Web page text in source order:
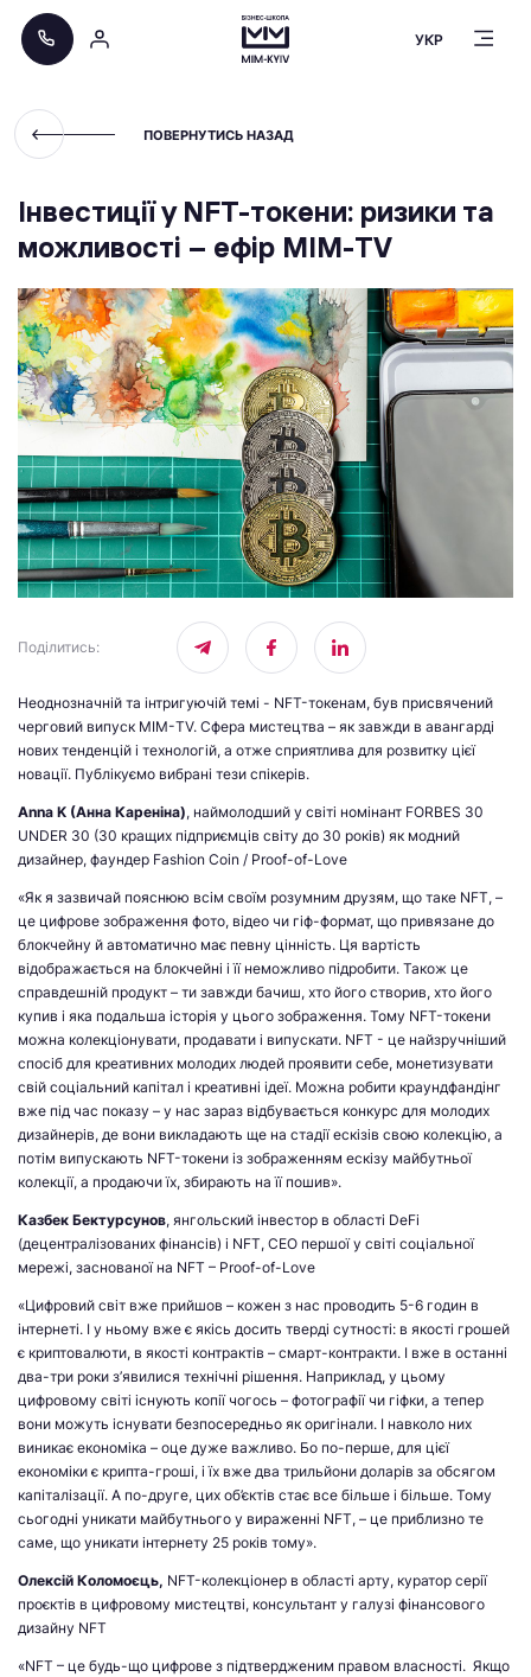
УКР
ПОВЕРНУТИСЬ НАЗАД
Інвестиції у NFT-токени: ризики та
можливості – ефір МІМ-TV
Поділитись:
Неоднозначній та інтригуючій темі - NFT-токенам, був присвячений
черговий випуск МІМ-TV. Сфера мистецтва – як завжди в авангарді
нових тенденцій і технологій, а отже сприятлива для розвитку цієї
новації. Публікуємо вибрані тези спікерів.
Anna K (Анна Кареніна), наймолодший у світі номінант FORBES 30
UNDER 30 (30 кращих підприємців світу до 30 років) як модний
дизайнер, фаундер Fashion Coin / Proof-of-Love
«Як я зазвичай пояснюю всім своїм розумним друзям, що таке NFT, –
це цифрове зображення фото, відео чи гіф-формат, що привязане до
блокчейну й автоматично має певну цінність. Ця вартість
відображається на блокчейні і її неможливо підробити. Також це
справдешній продукт – ти завжди бачиш, хто його створив, хто його
купив і яка подальша історія у цього зображення. Тому NFT-токени
можна колекціонувати, продавати і випускати. NFT - це найзручніший
спосіб для креативних молодих людей проявити себе, монетизувати
свій соціальний капітал і креативні ідеї. Можна робити краундфандінг
вже під час показу – у нас зараз відбувається конкурс для молодих
дизайнерів, де вони викладають ще на стадії ескізів свою колекцію, а
потім випускають NFT-токени із зображенням ескізу майбутньої
колекції, а продаючи їх, збирають на її пошив».
Казбек Бектурсунов, янгольский інвестор в області DeFi
(децентралізованих фінансів) і NFT, CEO першої у світі соціальної
мережі, заснованої на NFT – Proof-of-Love
«Цифровий світ вже прийшов – кожен з нас проводить 5-6 годин в
інтернеті. І у ньому вже є якісь досить тверді сутності: в якості грошей
є криптовалюти, в якості контрактів – смарт-контракти. І вже в останні
два-три роки з’явилися технічні рішення. Наприклад, у цьому
цифровому світі існують копії чогось – фотографії чи гіфки, а тепер
вони можуть існувати безпосередньо як оригінали. І навколо них
виникає економіка – оце дуже важливо. Бо по-перше, для цієї
економіки є крипта-гроші, і їх вже два трильйони доларів за обсягом
капіталізації. А по-друге, цих об’єктів стає все більше і більше. Тому
сьогодні уникати майбутнього у вираженні NFT, – це приблизно те
саме, що уникати інтернету 25 років тому».
Олексій Коломоєць, NFT-колекціонер в області арту, куратор серії
проєктів в цифровому мистецтві, консультант у галузі фінансового
дизайну NFT
«NFT – це будь-що цифрове з підтвердженим правом власності. Якщо